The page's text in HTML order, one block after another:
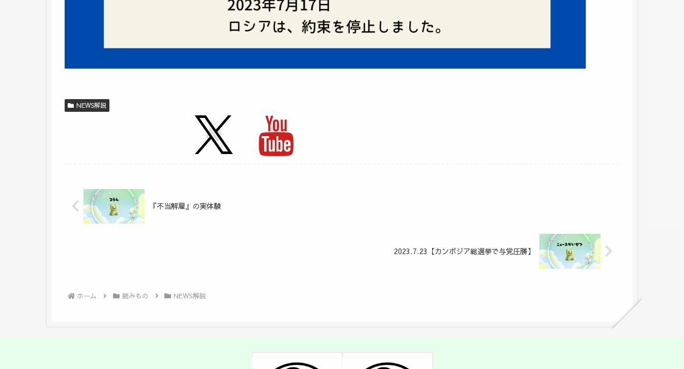
NEWS解説
『不当解雇』の実体験
2023.7.23【カンボジア総選挙で与党圧勝】
ホーム 読みもの NEWS解説